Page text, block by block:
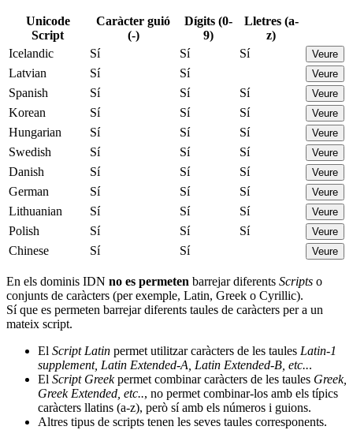
Unicode
Script
Caràcter guió
(-)
Dígits (0-
9)
Lletres (a-
z)
Icelandic
Sí Sí Sí Veure
Latvian Sí Sí Veure
Spanish Sí Sí Sí Veure
Korean Sí Sí Sí Veure
Hungarian Sí Sí Sí Veure
Swedish Sí Sí Sí Veure
Danish Sí Sí Sí Veure
German Sí Sí Sí Veure
Lithuanian Sí Sí Sí Veure
Polish Sí Sí Sí Veure
Chinese Sí Sí Veure
En els dominis IDN no es permeten barrejar diferents Scripts o
conjunts de caràcters (per exemple, Latin, Greek o Cyrillic).
Sí que es permeten barrejar diferents taules de caràcters per a un
mateix script.
El Script Latin permet utilitzar caràcters de les taules Latin-1
supplement, Latin Extended-A, Latin Extended-B, etc...
El Script Greekpermet combinar caràcters de les taules Greek,
Greek Extended, etc.., no permet combinar-los amb els típics
caràcters llatins (a-z), però sí amb els números i guions.
Altres tipus de scripts tenen les seves taules corresponents.